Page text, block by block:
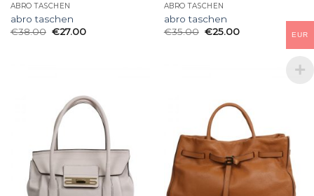
ABRO TASCHEN
abro taschen
€38.00 €27.00
ABRO TASCHEN
abro taschen
€35.00 €25.00 EUR